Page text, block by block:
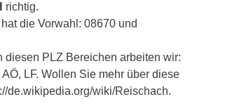
richtig.
die Vorwahl: 08670 und
diesen PLZ Bereichen arbeiten wir:
LF. Wollen Sie mehr über diese
de.wikipedia.org/wiki/Reischach.